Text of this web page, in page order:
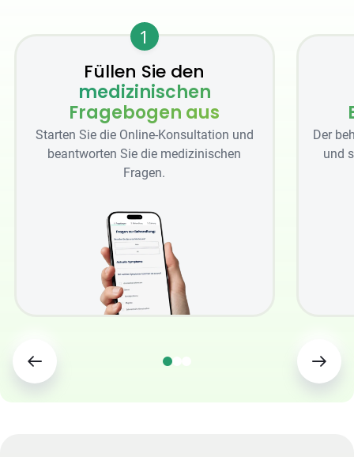
1
Füllen Sie den
medizinischen
Fragebogen aus
Starten Sie die Online-Konsultation und
beantworten Sie die medizinischen
Fragen.
Der
und